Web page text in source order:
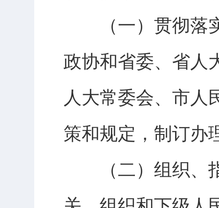
（一）贯彻落实
政协和省委、省人
人大常委会、市人
策和规定，制订办
（二）组织、指